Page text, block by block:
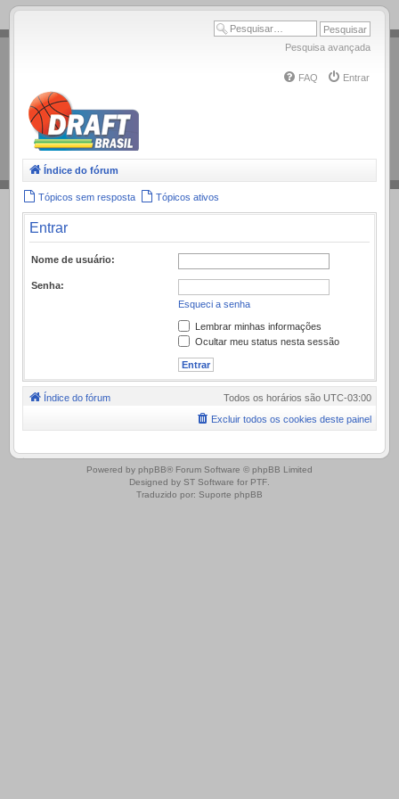
.
Pesquisa avançada
FAQ Entrar
Índice do fórum
Tópicos sem resposta Tópicos ativos
Entrar
Nome de usuário:
Senha:
Esqueci a senha
Lembrar minhas informações
Ocultar meu status nesta sessão
Índice do fórum Todos os horários são UTC-03:00
Excluir todos os cookies deste painel
.
Powered by phpBB® Forum Software © phpBB Limited
Designed by ST Software for PTF.
Traduzido por: Suporte phpBB